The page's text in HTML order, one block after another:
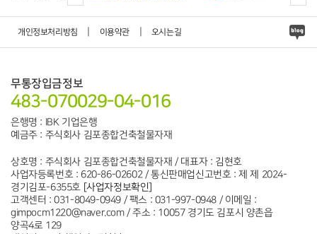
개인정보처리방침 이용약관 오시는길
상호명 : 주식회사 김포종합건축철물자재 / 대표자 : 김현호
사업자등록번호 : 620-86-02602 / 통신판매업신고번호 : 제 제 2024-
경기김포-6355호 [사업자정보확인]
고객센터 : 031-8049-0949 / 팩스 : 031-997-0948 / 이메일 :
gimpocm1220@naver.com / 주소 : 10057 경기도 김포시 양촌읍
양곡4로 129
무통장입금정보
483-070029-04-016
은행명 : IBK 기업은행
예금주 : 주식회사 김포종합건축철물자재